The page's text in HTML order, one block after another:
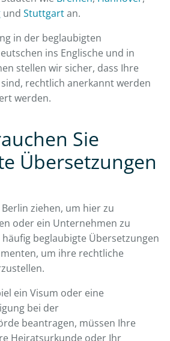
und Stuttgartan.
in der beglaubigten
ins Englische und in
stellen wir sicher, dass Ihre
rechtlich anerkannt werden
werden.
Sie
Übersetzungen
ziehen, um hier zu
oder ein Unternehmen zu
beglaubigte Übersetzungen
um ihre rechtliche
ein Visum oder eine
bei der
beantragen, müssen Ihre
Heiratsurkunde oder Ihr